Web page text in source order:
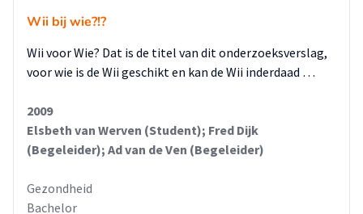
Wii bij wie?!?
Wii voor Wie? Dat is de titel van dit onderzoeksverslag,
voor wie is de Wii geschikt en kan de Wii inderdaad …
2009
Elsbeth van Werven (Student); Fred Dijk
(Begeleider); Ad van de Ven (Begeleider)
Gezondheid
Bachelor